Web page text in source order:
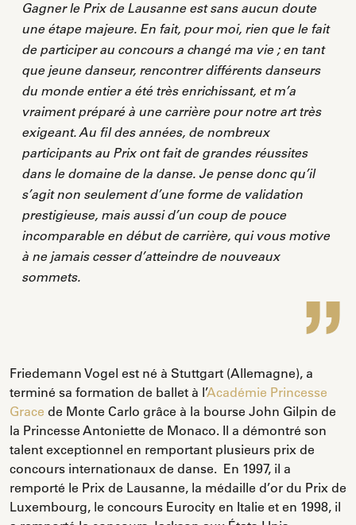
Gagner le Prix de Lausanne est sans aucun doute
une étape majeure. En fait, pour moi, rien que le fait
de participer au concours a changé ma vie ; en tant
que jeune danseur, rencontrer différents danseurs
du monde entier a été très enrichissant, et m’a
vraiment préparé à une carrière pour notre art très
exigeant. Au fil des années, de nombreux
participants au Prix ont fait de grandes réussites
dans le domaine de la danse. Je pense donc qu’il
s’agit non seulement d’une forme de validation
prestigieuse, mais aussi d’un coup de pouce
incomparable en début de carrière, qui vous motive
à ne jamais cesser d’atteindre de nouveaux
sommets.
Friedemann Vogel est né à Stuttgart (Allemagne), a
terminé sa formation de ballet à l’Académie Princesse
Grace de Monte Carlo grâce à la bourse John Gilpin de
la Princesse Antoniette de Monaco. Il a démontré son
talent exceptionnel en remportant plusieurs prix de
concours internationaux de danse. En 1997, il a
remporté le Prix de Lausanne, la médaille d’or du Prix de
Luxembourg, le concours Eurocity en Italie et en 1998, il